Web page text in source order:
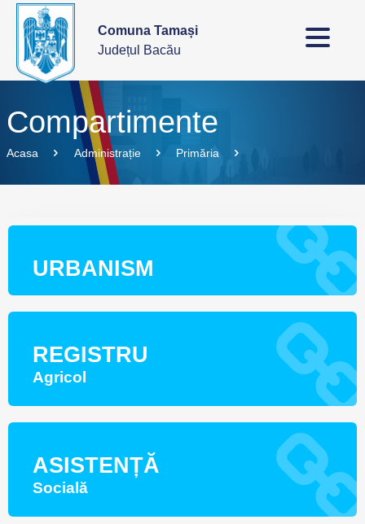
Comuna Tamași
Județul Bacău
Compartimente
Acasa Administrație Primăria
URBANISM
REGISTRU
Agricol
ASISTENȚĂ
Socială